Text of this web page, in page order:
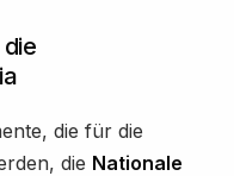
die für die
die Nationale